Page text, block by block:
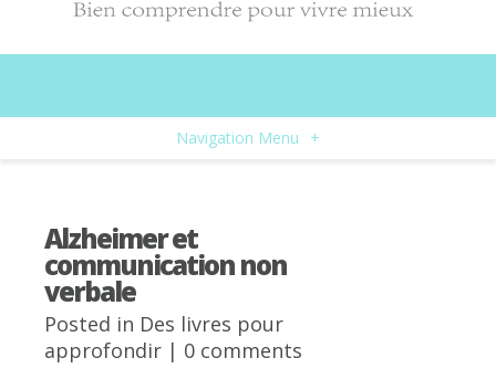
Navigation Menu +
Alzheimer et
communication non
verbale
Posted in Des livres pour
approfondir | 0 comments